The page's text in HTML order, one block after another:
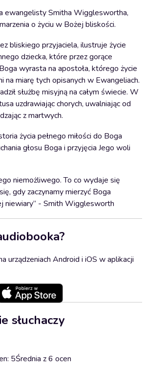
ewangelisty Smitha Wiggleswortha,
o życiu w Bożej bliskości.
bliskiego przyjaciela, ilustruje życie
dziecka, które przez gorące
wyrasta na apostoła, którego życie
na miarę tych opisanych w Ewangeliach.
służbę misyjną na całym świecie. W
uzdrawiając chorych, uwalniając od
z martwych.
życia pełnego miłości do Boga
głosu Boga i przyjęcia Jego woli
niemożliwego. To co wydaje się
gdy zaczynamy mierzyć Boga
niewiary” - Smith Wigglesworth
urządzeniach Android i iOS w aplikacji
słuchaczy
5Średnia z 6 ocen